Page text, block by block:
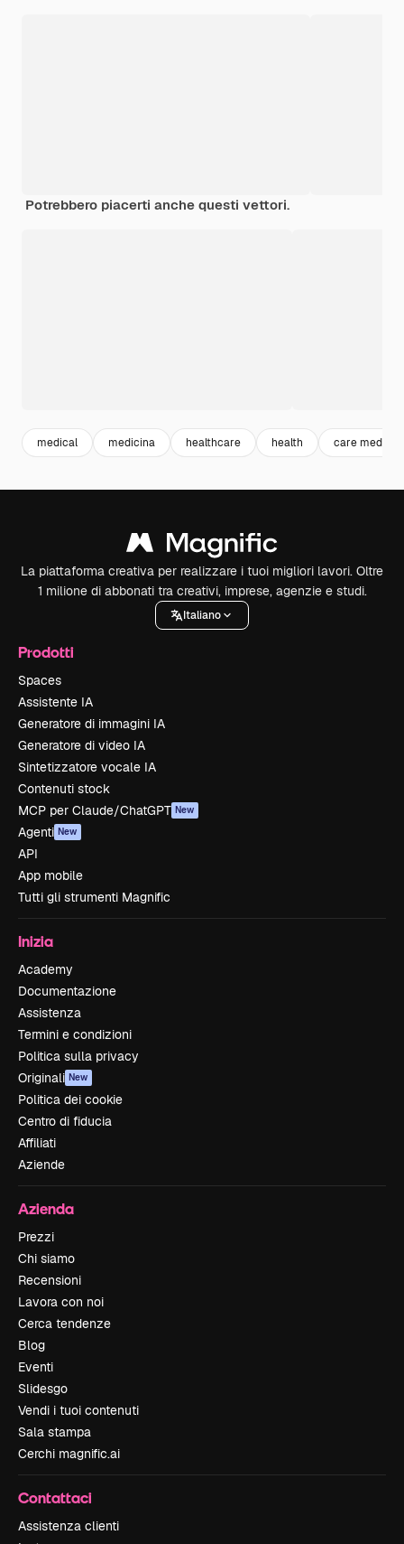
Potrebbero piacerti anche questi vettori.
medical medicina healthcare health care medical
La piattaforma creativa per realizzare i tuoi migliori lavori. Oltre
1 milione di abbonati tra creativi, imprese, agenzie e studi.
Italiano
Prodotti
Spaces
Assistente IA
Generatore di immagini IA
Generatore di video IA
Sintetizzatore vocale IA
Contenuti stock
MCP per Claude/ChatGPT New
Agenti New
API
App mobile
Tutti gli strumenti Magnific
Inizia
Academy
Documentazione
Assistenza
Termini e condizioni
Politica sulla privacy
Originali New
Politica dei cookie
Centro di fiducia
Affiliati
Aziende
Azienda
Prezzi
Chi siamo
Recensioni
Lavora con noi
Cerca tendenze
Blog
Eventi
Slidesgo
Vendi i tuoi contenuti
Sala stampa
Cerchi magnific.ai
Contattaci
Assistenza clienti